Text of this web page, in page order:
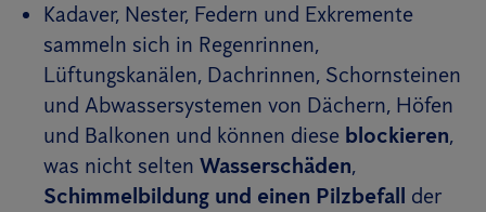
Kadaver, Nester, Federn und Exkremente
sammeln sich in Regenrinnen,
Lüftungskanälen, Dachrinnen, Schornsteinen
und Abwassersystemen von Dächern, Höfen
und Balkonen und können diese blockieren,
was nicht selten Wasserschäden,
Schimmelbildung und einen Pilzbefall
der